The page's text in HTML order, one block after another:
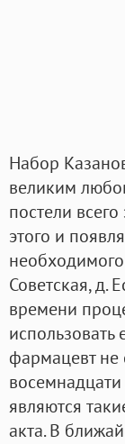
Набор
великим
постели
этого и
Советская, д.
времени
фармацевт не
являются
акта. В